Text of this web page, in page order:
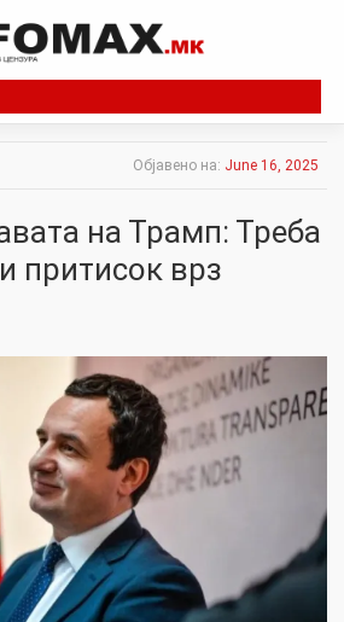
Објавено на: June 16, 2025
на Трамп: Треба
притисок врз